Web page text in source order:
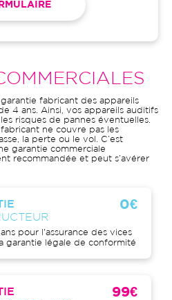
garantie fabricant des appareils
4 ans. Ainsi, vos appareils auditifs
risques de pannes éventuelles.
ne couvre pas les
la perte ou le vol. C’est
garantie commerciale
recommandée et peut s’avérer
0€
pour l'assurance des vices
garantie légale de conformité
99€